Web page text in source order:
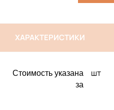
ХАРАКТЕРИСТИКИ
Стоимость указана
за
шт